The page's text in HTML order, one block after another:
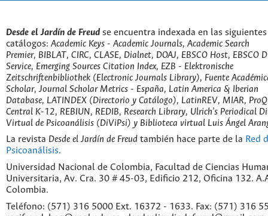
Desde el Jardín de Freud se encuentra indexada en las
catálogos: Academic Keys - Academic Journals, Academic Search
Premier, BIBLAT, CIRC, CLASE, Dialnet, DOAJ, EBSCO Host, EBSCO
Service, Emerging Sources Citation Index, EZB - Elektronische
Zeitschriftenbibliothek (Electronic Journals Library), Fuente
Scholar, Journal Scholar Metrics - España, Latin America & Iberian
Database, LATINDEX (Directorio y Catálogo), LatinREV, MIAR,
Central K-12, REBIUN, REDIB, Research Library, Ulrich's Periodical
Virtual de Psicoanálisis (DiViPsi) y Biblioteca virtual Luis Ángel
La revista Desde el Jardín de Freud también hace parte de la Red
Psicoanálisis.
Universidad Nacional de Colombia, Facultad de Ciencias
Universitaria, Av. Cra. 30 # 45-03, Edificio 212, Oficina 132.
Colombia.
Teléfono: (571) 316 5000 Ext. 16372 - 1633. Fax: (571) 316